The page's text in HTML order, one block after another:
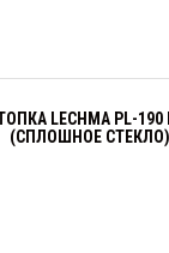
LECHMA PL-190
(СПЛОШНОЕ СТЕКЛО)